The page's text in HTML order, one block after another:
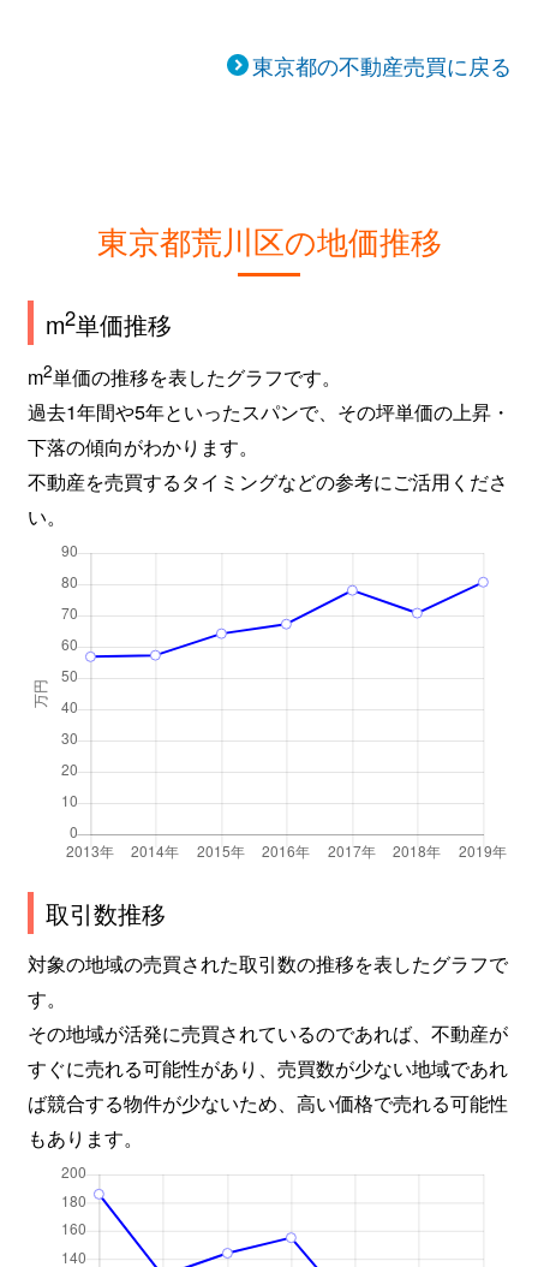
東京都の不動産売買に戻る
東京都荒川区の地価推移
m2単価推移
m2単価の推移を表したグラフです。
過去1年間や5年といったスパンで、その坪単価の上昇・
下落の傾向がわかります。
不動産を売買するタイミングなどの参考にご活用くださ
い。
取引数推移
対象の地域の売買された取引数の推移を表したグラフで
す。
その地域が活発に売買されているのであれば、不動産が
すぐに売れる可能性があり、売買数が少ない地域であれ
ば競合する物件が少ないため、高い価格で売れる可能性
もあります。